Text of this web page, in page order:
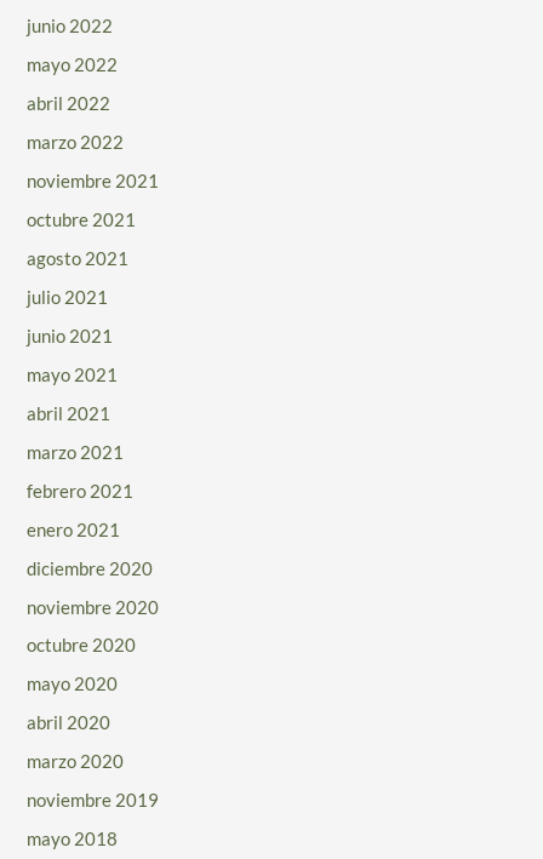
junio 2022
mayo 2022
abril 2022
marzo 2022
noviembre 2021
octubre 2021
agosto 2021
julio 2021
junio 2021
mayo 2021
abril 2021
marzo 2021
febrero 2021
enero 2021
diciembre 2020
noviembre 2020
octubre 2020
mayo 2020
abril 2020
marzo 2020
noviembre 2019
mayo 2018